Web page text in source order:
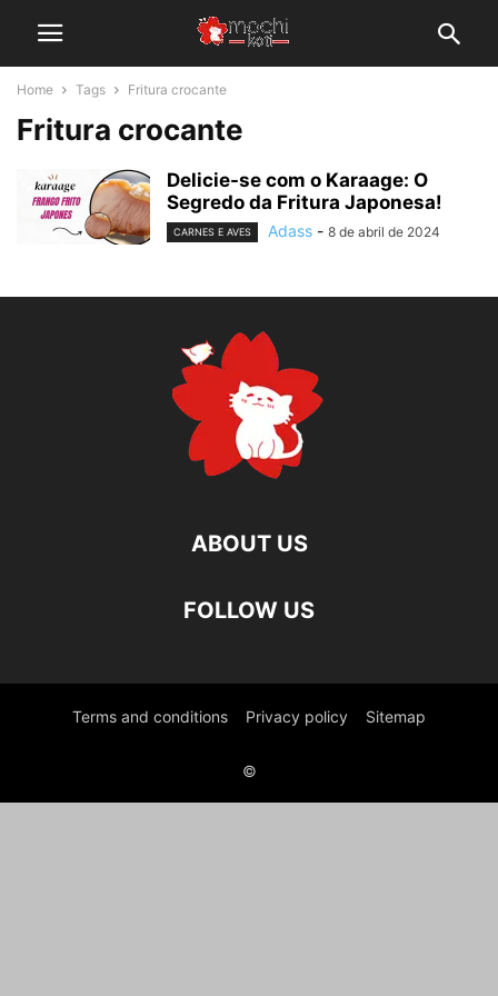
Home Tags Fritura crocante
Fritura crocante
Delicie-se com o Karaage: O
Segredo da Fritura Japonesa!
CARNES E AVES Adass - 8 de abril de 2024
ABOUT US
FOLLOW US
Terms and conditions Privacy policy Sitemap
©